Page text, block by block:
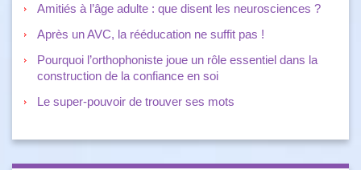
Amitiés à l’âge adulte : que disent les neurosciences ?
Après un AVC, la rééducation ne suffit pas !
Pourquoi l’orthophoniste joue un rôle essentiel dans la
construction de la confiance en soi
Le super-pouvoir de trouver ses mots